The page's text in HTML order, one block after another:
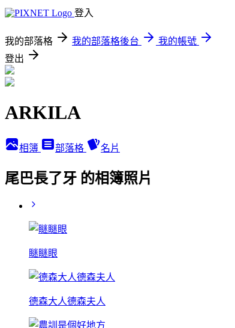
登入
我的部落格 我的部落格後台
我的帳號
登出
ARKILA
相簿 部落格 名片
尾巴長了牙 的相簿照片
瞇瞇眼
德森大人德森夫人